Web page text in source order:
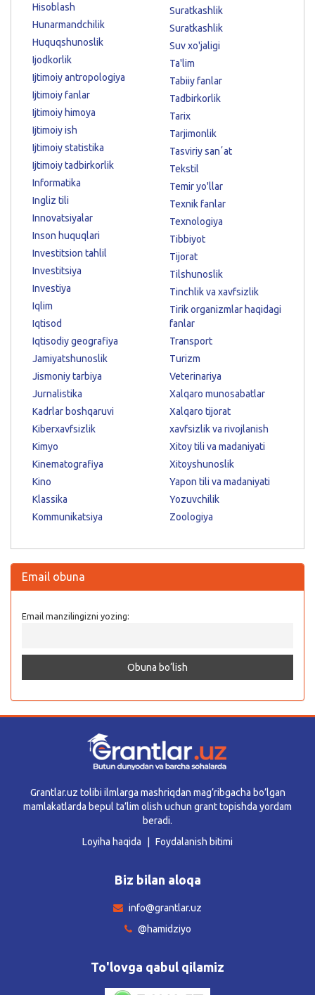
Hisoblash
Hunarmandchilik
Huquqshunoslik
Ijodkorlik
Ijtimoiy antropologiya
Ijtimoiy fanlar
Ijtimoiy himoya
Ijtimoiy ish
Ijtimoiy statistika
Ijtimoiy tadbirkorlik
Informatika
Ingliz tili
Innovatsiyalar
Inson huquqlari
Investitsion tahlil
Investitsiya
Investiya
Iqlim
Iqtisod
Iqtisodiy geografiya
Jamiyatshunoslik
Jismoniy tarbiya
Jurnalistika
Kadrlar boshqaruvi
Kiberxavfsizlik
Kimyo
Kinematografiya
Kino
Klassika
Kommunikatsiya
Suratkashlik
Suratkashlik
Suv xo'jaligi
Ta'lim
Tabiiy fanlar
Tadbirkorlik
Tarix
Tarjimonlik
Tasviriy sanʼat
Tekstil
Temir yo'llar
Texnik fanlar
Texnologiya
Tibbiyot
Tijorat
Tilshunoslik
Tinchlik va xavfsizlik
Tirik organizmlar haqidagi
fanlar
Transport
Turizm
Veterinariya
Xalqaro munosabatlar
Xalqaro tijorat
xavfsizlik va rivojlanish
Xitoy tili va madaniyati
Xitoyshunoslik
Yapon tili va madaniyati
Yozuvchilik
Zoologiya
Email obuna
Email manzilingizni yozing:
Grantlar.uz tolibi ilmlarga mashriqdan mag’ribgacha bo’lgan
mamlakatlarda bepul ta’lim olish uchun grant topishda yordam
beradi.
Loyiha haqida
Foydalanish bitimi
Biz bilan aloqa
info@grantlar.uz
@hamidziyo
To'lovga qabul qilamiz